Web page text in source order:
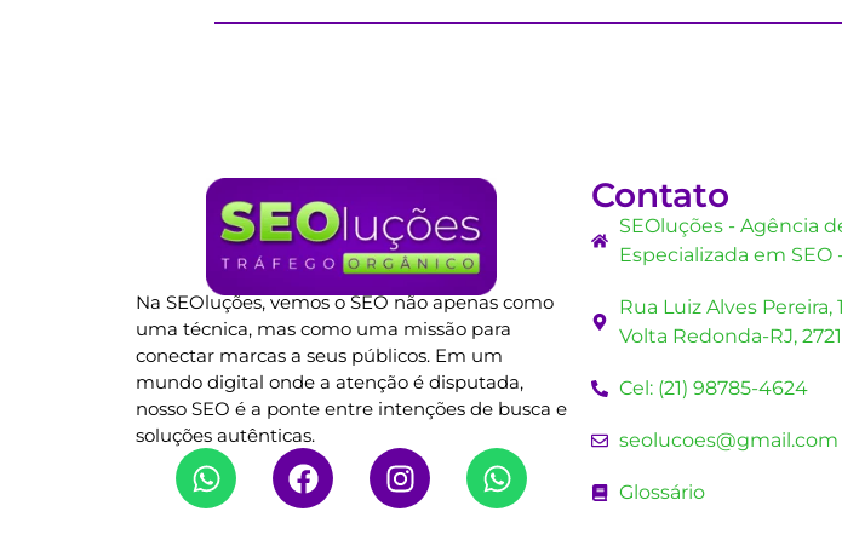
Na SEOluções, vemos o SEO não apenas como
uma técnica, mas como uma missão para
conectar marcas a seus públicos. Em um
mundo digital onde a atenção é disputada,
nosso SEO é a ponte entre intenções de busca e
soluções autênticas.
Contato
SEOluções - Agência
Especializada em SEO
Rua Luiz Alves Pereira,
Volta Redonda-RJ,
Cel: (21) 98785-4624
seolucoes@gmail.com
Glossário